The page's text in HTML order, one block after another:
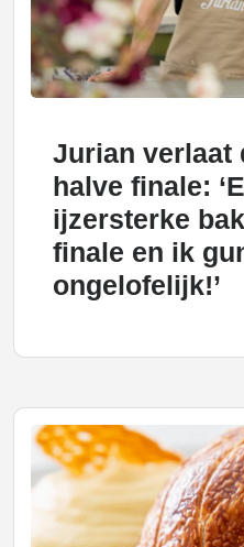
Jurian verlaat
halve finale:
ijzersterke
finale en ik
ongelofelijk!’